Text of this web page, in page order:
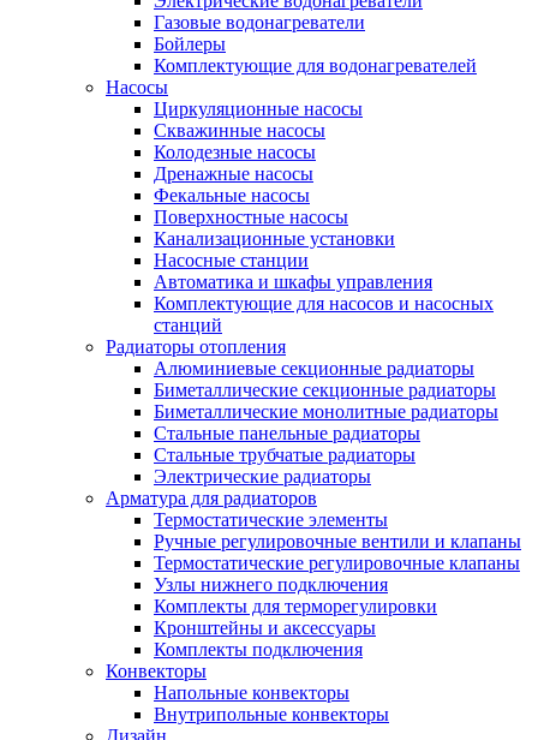
Газовые водонагреватели
Бойлеры
Комплектующие для водонагревателей
Насосы
Циркуляционные насосы
Скважинные насосы
Колодезные насосы
Дренажные насосы
Фекальные насосы
Поверхностные насосы
Канализационные установки
Насосные станции
Автоматика и шкафы управления
Комплектующие для насосов и насосных
станций
Радиаторы отопления
Алюминиевые секционные радиаторы
Биметаллические секционные радиаторы
Биметаллические монолитные радиаторы
Стальные панельные радиаторы
Стальные трубчатые радиаторы
Электрические радиаторы
Арматура для радиаторов
Термостатические элементы
Ручные регулировочные вентили и клапаны
Термостатические регулировочные клапаны
Узлы нижнего подключения
Комплекты для терморегулировки
Кронштейны и аксессуары
Комплекты подключения
Конвекторы
Напольные конвекторы
Внутрипольные конвекторы
Дизайн